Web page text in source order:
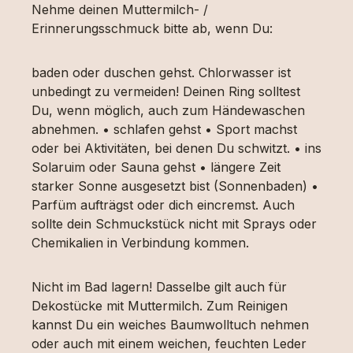
Nehme deinen Muttermilch- /
Erinnerungsschmuck bitte ab, wenn Du:
baden oder duschen gehst. Chlorwasser ist
unbedingt zu vermeiden! Deinen Ring solltest
Du, wenn möglich, auch zum Händewaschen
abnehmen. • schlafen gehst • Sport machst
oder bei Aktivitäten, bei denen Du schwitzt. • ins
Solaruim oder Sauna gehst • längere Zeit
starker Sonne ausgesetzt bist (Sonnenbaden) •
Parfüm aufträgst oder dich eincremst. Auch
sollte dein Schmuckstück nicht mit Sprays oder
Chemikalien in Verbindung kommen.
Nicht im Bad lagern! Dasselbe gilt auch für
Dekostücke mit Muttermilch. Zum Reinigen
kannst Du ein weiches Baumwolltuch nehmen
oder auch mit einem weichen, feuchten Leder